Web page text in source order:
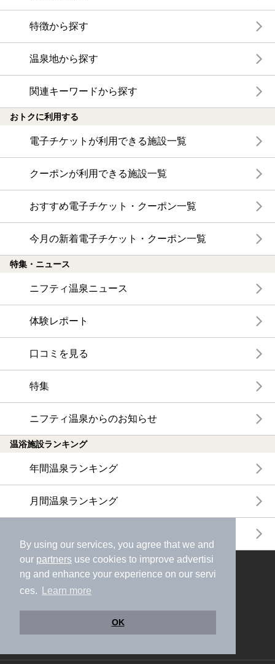
By using our services, you agree that we and
our partners use cookies to improve advertisi
ng and enhance your experience on our servi
ces.
Learn more
OK
特徴から探す
温泉地から探す
関連キーワードから探す
おトクに利用する
電子チケットが利用できる施設一覧
クーポンが利用できる施設一覧
おすすめ電子チケット・クーポン一覧
今月の新着電子チケット・クーポン一覧
特集・ニュース
ニフティ温泉ニュース
体験レポート
口コミを見る
特集
ニフティ温泉からのお知らせ
温浴施設ランキング
年間温泉ランキング
月間温泉ランキング
ニフティ温泉公式アカウントをフォローして